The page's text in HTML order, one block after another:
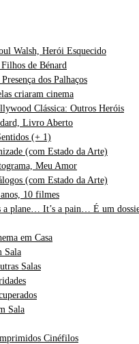
Walsh, Herói Esquecido
Filhos de Bénard
dos Palhaços
criaram cinema
Clássica: Outros Heróis
Livro Aberto
(+ 1)
(com Estado da Arte)
Meu Amor
(com Estado da Arte)
10 filmes
a plane… It’s a pain… É um
em Casa
Sala
Salas
Sala
Cinéfilos